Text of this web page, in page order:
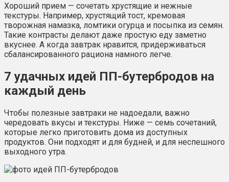
Хороший прием — сочетать хрустящие и нежные
текстуры. Например, хрустящий тост, кремовая
творожная намазка, ломтики огурца и посыпка из семян.
Такие контрасты делают даже простую еду заметно
вкуснее. А когда завтрак нравится, придерживаться
сбалансированного рациона намного легче.
7 удачных идей ПП-бутербродов на
каждый день
Чтобы полезные завтраки не надоедали, важно
чередовать вкусы и текстуры. Ниже — семь сочетаний,
которые легко приготовить дома из доступных
продуктов. Они подходят и для будней, и для неспешного
выходного утра.